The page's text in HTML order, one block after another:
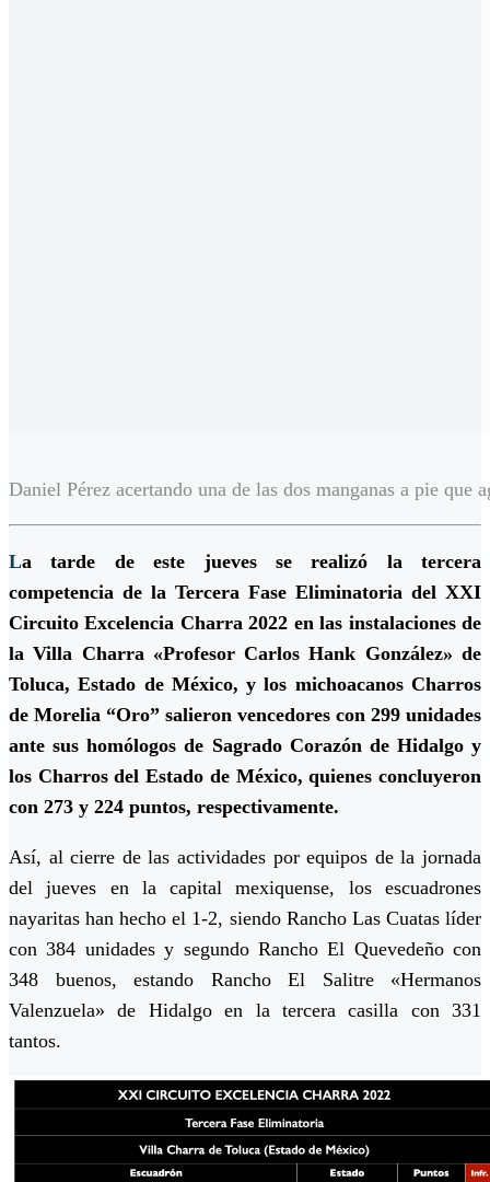
Daniel Pérez acertando una de las dos manganas a pie que
La tarde de este jueves se realizó la tercera
competencia de la Tercera Fase Eliminatoria del XXI
Circuito Excelencia Charra 2022 en las instalaciones de
la Villa Charra «Profesor Carlos Hank González» de
Toluca, Estado de México, y los michoacanos Charros
de Morelia “Oro” salieron vencedores con 299 unidades
ante sus homólogos de Sagrado Corazón de Hidalgo y
los Charros del Estado de México, quienes concluyeron
con 273 y 224 puntos, respectivamente.
Así, al cierre de las actividades por equipos de la jornada
del jueves en la capital mexiquense, los escuadrones
nayaritas han hecho el 1-2, siendo Rancho Las Cuatas líder
con 384 unidades y segundo Rancho El Quevedeño con
348 buenos, estando Rancho El Salitre «Hermanos
Valenzuela» de Hidalgo en la tercera casilla con 331
tantos.